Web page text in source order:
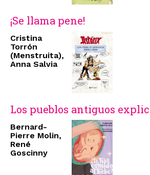
¡Se llama pene!
Cristina
Torrón
(Menstruita),
Anna Salvia
Los pueblos antiguos
Bernard-
Pierre Molin,
René
Goscinny